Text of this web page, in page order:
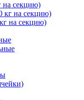
на секцию)
кг на секцию)
на секцию)